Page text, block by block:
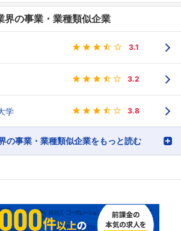
界の事業・業種類似企業
3.1
3.2
学 3.8
の事業・業種類似企業をもっと読む